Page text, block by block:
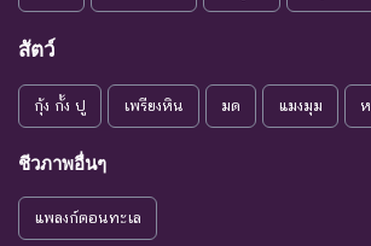
สัตว์
กุ้ง กั้ง ปู เพรียงหิน มด แมงมุม
ชีวภาพอื่นๆ
แพลงก์ตอนทะเล